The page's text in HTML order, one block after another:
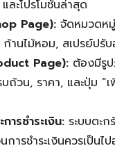
ะโปรโมชั่นล่าสุด
Page): จัดหมวดห
านไม้หอม, สเปรย์ปรั
Page): ต้องมีรู
ถ้วน, ราคา, และปุ่ม “
ารชำระเงิน: ระบบตะก
การชำระเงินควรเป็นไ